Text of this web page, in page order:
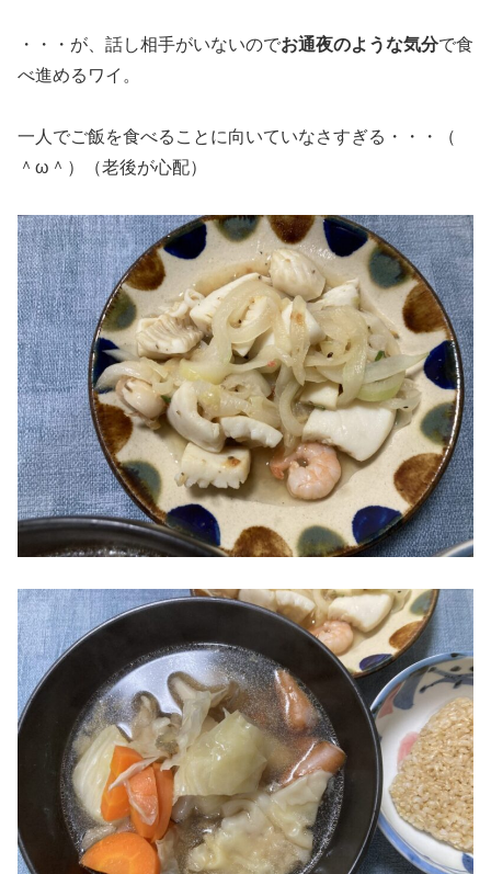
・・・が、話し相手がいないのでお通夜のような気分で食
べ進めるワイ。
一人でご飯を食べることに向いていなさすぎる・・・（
＾ω＾）（老後が心配）